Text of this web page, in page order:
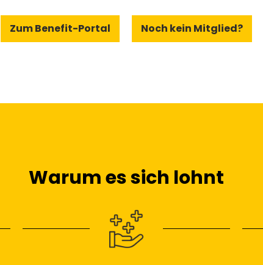
Zum Benefit-Portal Noch kein Mitglied?
Warum es sich lohnt